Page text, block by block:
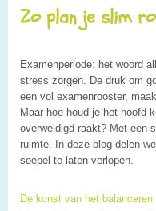
Onderwerp vinden
Alle Spreekbeurten
Blogs
Zo plan je slim
Examenperiode: het woord
stress zorgen. De druk om
een vol examenrooster,
Maar hoe houd je het hoofd
overweldigd raakt? Met een
ruimte. In deze blog delen
soepel te laten verlopen.
De kunst van het balanceren